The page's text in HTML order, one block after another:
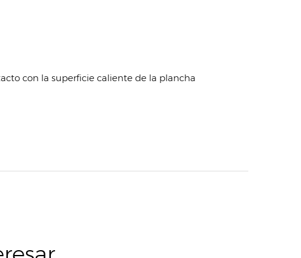
con la superficie caliente de la plancha